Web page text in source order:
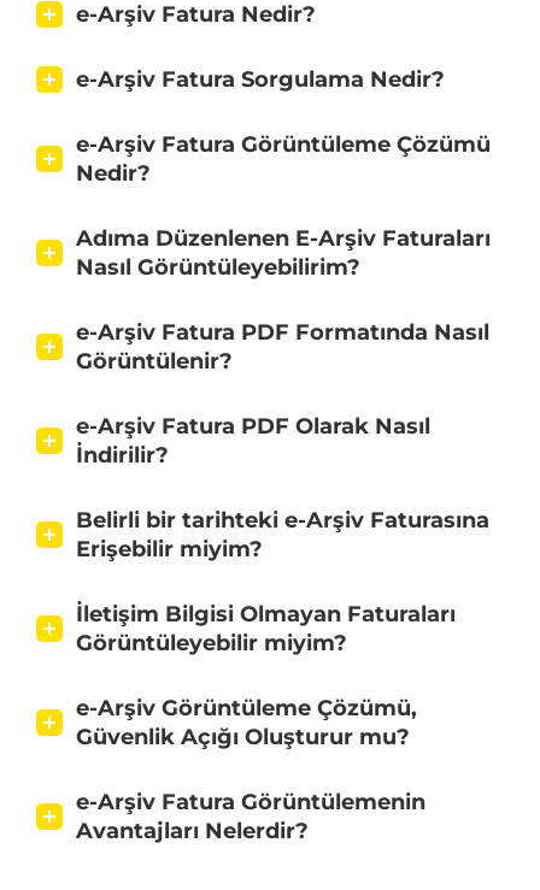
e-Arşiv Fatura Nedir?
e-Arşiv Fatura Sorgulama Nedir?
e-Arşiv Fatura Görüntüleme Çözümü
Nedir?
Adıma Düzenlenen E-Arşiv Faturaları
Nasıl Görüntüleyebilirim?
e-Arşiv Fatura PDF Formatında Nasıl
Görüntülenir?
e-Arşiv Fatura PDF Olarak Nasıl
İndirilir?
Belirli bir tarihteki e-Arşiv Faturasına
Erişebilir miyim?
İletişim Bilgisi Olmayan Faturaları
Görüntüleyebilir miyim?
e-Arşiv Görüntüleme Çözümü,
Güvenlik Açığı Oluşturur mu?
e-Arşiv Fatura Görüntülemenin
Avantajları Nelerdir?